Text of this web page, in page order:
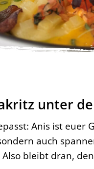
unter
Anis ist
auch
bleibt dran,